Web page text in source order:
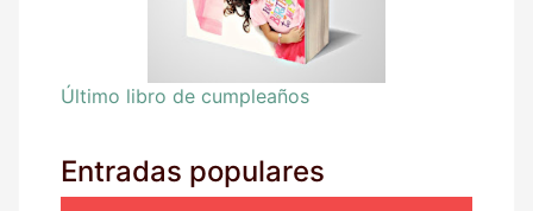
Último libro de cumpleaños
Entradas populares